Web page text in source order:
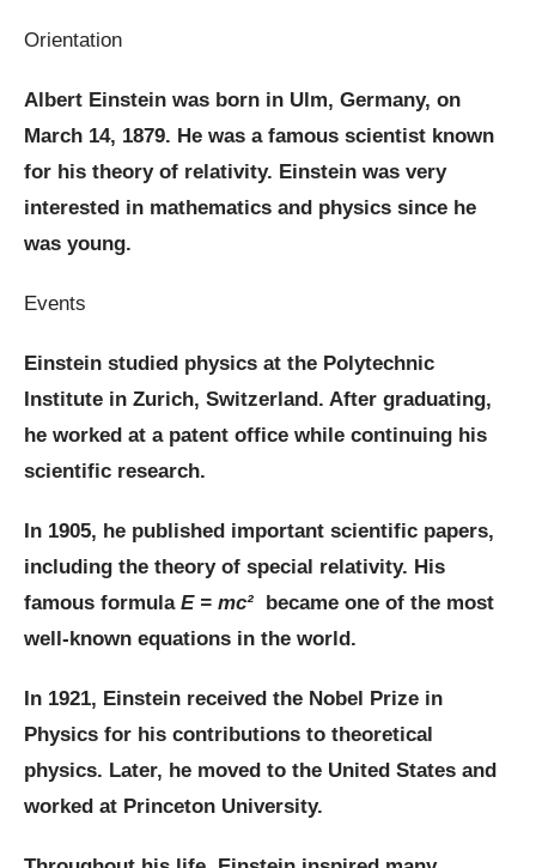
Orientation
Albert Einstein was born in Ulm, Germany, on
March 14, 1879. He was a famous scientist known
for his theory of relativity. Einstein was very
interested in mathematics and physics since he
was young.
Events
Einstein studied physics at the Polytechnic
Institute in Zurich, Switzerland. After graduating,
he worked at a patent office while continuing his
scientific research.
In 1905, he published important scientific papers,
including the theory of special relativity. His
famous formula E = mc² became one of the most
well-known equations in the world.
In 1921, Einstein received the Nobel Prize in
Physics for his contributions to theoretical
physics. Later, he moved to the United States and
worked at Princeton University.